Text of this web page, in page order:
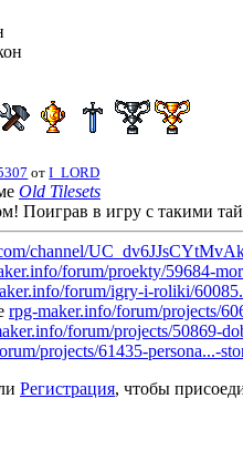
отI_LORD
Old Tilesets
Поиграв в игру с такими
channel/
forum/proekty/59684-
forum/igry-i-roliki/
rpg-maker.info/forum/projects/
forum/projects/50869-
projects/61435-persona...-
Регистрация, чтобы